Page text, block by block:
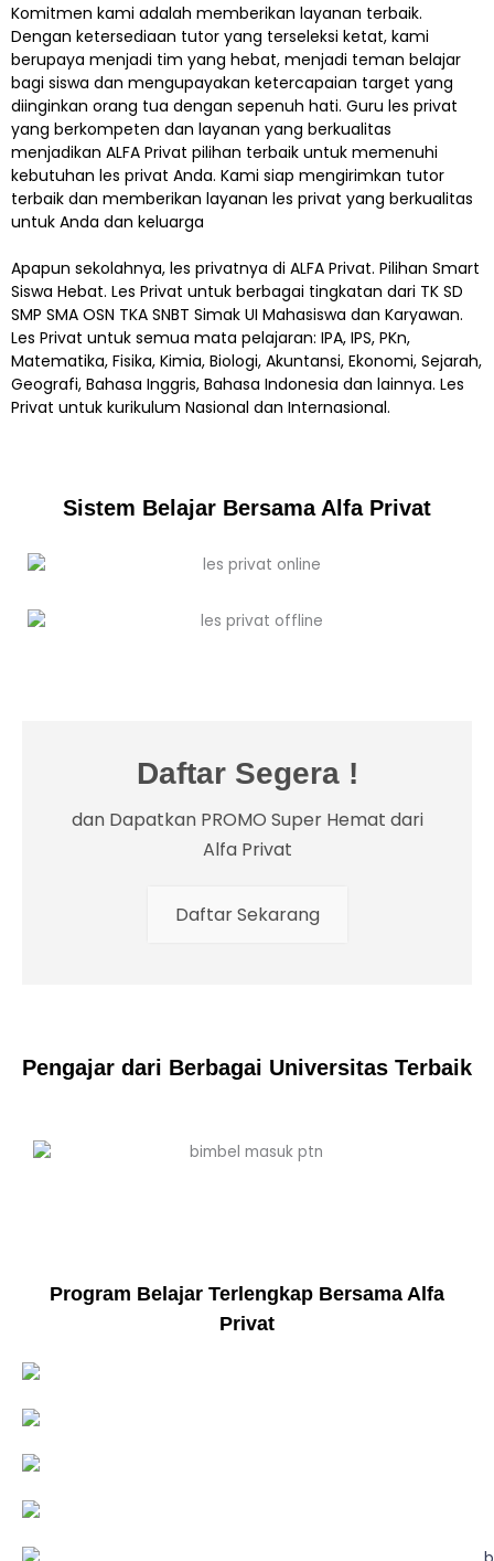
Komitmen kami adalah memberikan layanan terbaik.
Dengan ketersediaan tutor yang terseleksi ketat, kami
berupaya menjadi tim yang hebat, menjadi teman belajar
bagi siswa dan mengupayakan ketercapaian target yang
diinginkan orang tua dengan sepenuh hati. Guru les privat
yang berkompeten dan layanan yang berkualitas
menjadikan ALFA Privat pilihan terbaik untuk memenuhi
kebutuhan les privat Anda. Kami siap mengirimkan tutor
terbaik dan memberikan layanan les privat yang berkualitas
untuk Anda dan keluarga
Apapun sekolahnya, les privatnya di ALFA Privat. Pilihan Smart
Siswa Hebat. Les Privat untuk berbagai tingkatan dari TK SD
SMP SMA OSN TKA SNBT Simak UI Mahasiswa dan Karyawan.
Les Privat untuk semua mata pelajaran: IPA, IPS, PKn,
Matematika, Fisika, Kimia, Biologi, Akuntansi, Ekonomi, Sejarah,
Geografi, Bahasa Inggris, Bahasa Indonesia dan lainnya. Les
Privat untuk kurikulum Nasional dan Internasional.
Sistem Belajar Bersama Alfa Privat
Daftar Segera !
dan Dapatkan PROMO Super Hemat dari
Alfa Privat
Daftar Sekarang
Pengajar dari Berbagai Universitas Terbaik
Program Belajar Terlengkap Bersama Alfa
Privat